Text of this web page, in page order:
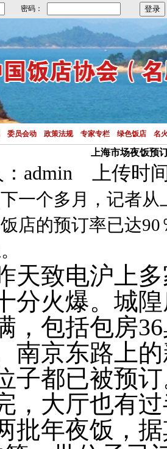
密码：
委员会动 政策法规 专家专栏 绿色饭店 名
上海市场夜饭
：admin 上传时
一个多月，记者
店的预订率已达90
致电沪上多
分火爆。城
，包括包房36
南京东路上
子都已被预
，大厅也有
批年夜饭，